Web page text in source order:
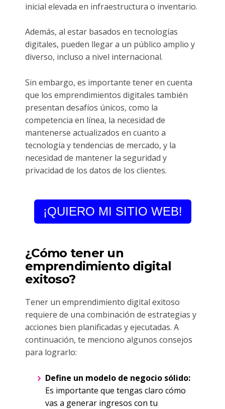
inicial elevada en infraestructura o inventario.
Además, al estar basados en tecnologías
digitales, pueden llegar a un público amplio y
diverso, incluso a nivel internacional.
Sin embargo, es importante tener en cuenta
que los emprendimientos digitales también
presentan desafíos únicos, como la
competencia en línea, la necesidad de
mantenerse actualizados en cuanto a
tecnología y tendencias de mercado, y la
necesidad de mantener la seguridad y
privacidad de los datos de los clientes.
¡QUIERO MI SITIO WEB!
¿Cómo tener un
emprendimiento digital
exitoso?
Tener un emprendimiento digital exitoso
requiere de una combinación de estrategias y
acciones bien planificadas y ejecutadas. A
continuación, te menciono algunos consejos
para lograrlo:
Define un modelo de negocio sólido:
Es importante que tengas claro cómo
vas a generar ingresos con tu